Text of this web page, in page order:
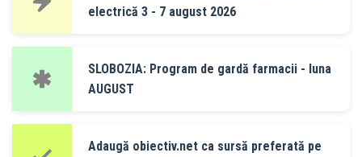
electrică 3 - 7 august 2026
SLOBOZIA: Program de gardă farmacii - luna
AUGUST
Adaugă obiectiv.net ca sursă preferată pe